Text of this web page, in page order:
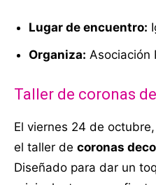
Lugar de encuentro:
Organiza: Asociación
Taller de coronas
El viernes 24 de
el taller de coronas
Diseñado para dar un